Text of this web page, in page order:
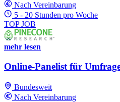
Nach Vereinbarung
5 - 20 Stunden pro Woche
TOP JOB
mehr lesen
Online-Panelist für
Bundesweit
Nach Vereinbarung